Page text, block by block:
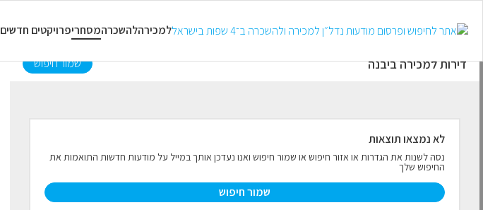
למכירהלהשכרהמסחריפרויקטים חדשים
למכירה
דירות למכירה ביבנה שמור חיפוש
לא נמצאו תוצאות
נסה לשנות את הגדרות או אזור חיפוש או שמור חיפוש ואנו נעדכן אותך במייל על מודעות חדשות התואמות את
החיפוש שלך
שמור חיפוש